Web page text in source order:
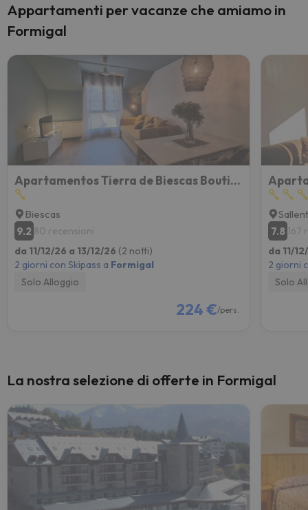
Appartamenti per vacanze che amiamo in
Formigal
Apartamentos Tierra de Biescas Boutique
Biescas
9.2 80 recensioni
da 11/12/26 a 13/12/26 (2 notti)
2 giorni con Skipass a Formigal
Solo Alloggio
224 €/pers.
7.8 167
da 11/
2 giorni
Solo
La nostra selezione di offerte in Formigal